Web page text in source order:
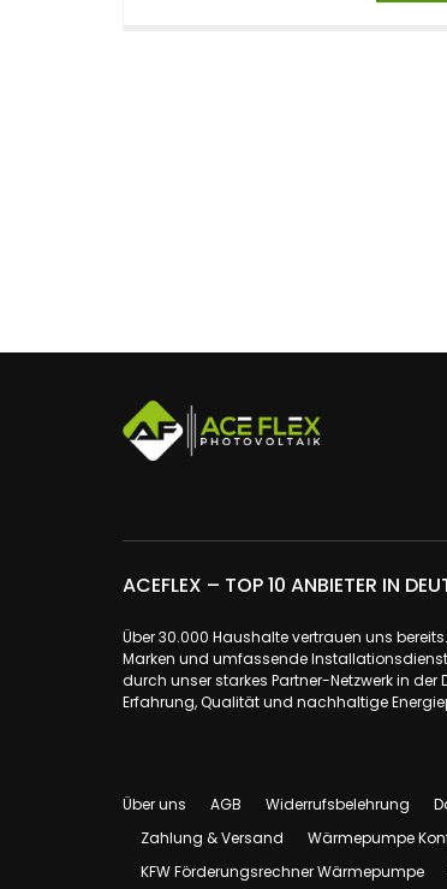
ACEFLEX – TOP 10 ANBIETER IN
Über 30.000 Haushalte vertrauen uns
Marken und umfassende
durch unser starkes Partner-Netzwerk in der
Erfahrung, Qualität und nachhaltige
Über uns AGB Widerrufsbelehrung
Zahlung & Versand
Wärmepumpe
KFW Förderungsrechner Wärmepumpe